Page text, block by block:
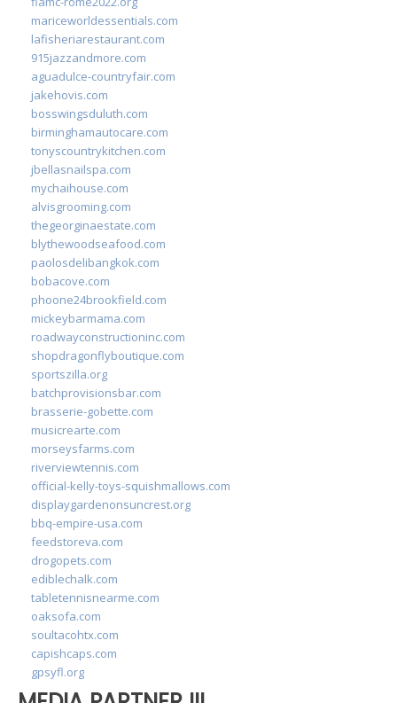
mariceworldessentials.com
lafisheriarestaurant.com
915jazzandmore.com
aguadulce-countryfair.com
jakehovis.com
bosswingsduluth.com
birminghamautocare.com
tonyscountrykitchen.com
jbellasnailspa.com
mychaihouse.com
alvisgrooming.com
thegeorginaestate.com
blythewoodseafood.com
paolosdelibangkok.com
bobacove.com
phoone24brookfield.com
mickeybarmama.com
roadwayconstructioninc.com
shopdragonflyboutique.com
sportszilla.org
batchprovisionsbar.com
brasserie-gobette.com
musicrearte.com
morseysfarms.com
riverviewtennis.com
official-kelly-toys-squishmallows.com
displaygardenonsuncrest.org
bbq-empire-usa.com
feedstoreva.com
drogopets.com
ediblechalk.com
tabletennisnearme.com
oaksofa.com
soultacohtx.com
capishcaps.com
gpsyfl.org